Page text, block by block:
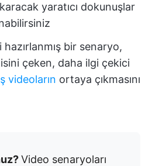
yaratıcı dokunuşlar
hazırlanmış bir senaryo,
çeken, daha ilgi çekici
videoların ortaya çıkmasını
Video senaryoları